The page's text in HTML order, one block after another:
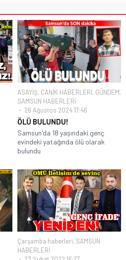
ASAYİŞ, CANİK HABERLERİ, GÜNDEM,
SAMSUN HABERLERİ
26 Ağustos 2024 17:46
ÖLÜ BULUNDU!
Samsun'da 18 yaşındaki genç
evindeki yatağında ölü olarak
bulundu
Çarşamba haberleri, SAMSUN
HABERLERİ